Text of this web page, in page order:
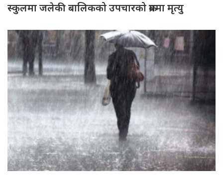
स्कुलमा जलेकी बालिकको उपचारको क्रममा मृत्यु